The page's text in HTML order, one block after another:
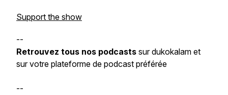
Support the show
--
Retrouvez tous nos podcasts sur dukokalam et
sur votre plateforme de podcast préférée
--